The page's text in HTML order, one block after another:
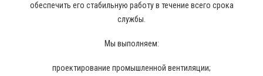
обеспечить его стабильную работу в течение всего срока
службы.
Мы выполняем:
проектирование промышленной вентиляции;